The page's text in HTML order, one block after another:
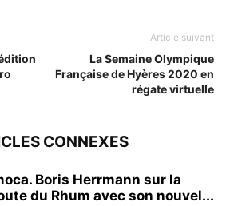
Article suivant
La Semaine Olympique
Française de Hyères 2020 en
régate virtuelle
CONNEXES
Boris Herrmann sur la
du Rhum avec son nouvel...